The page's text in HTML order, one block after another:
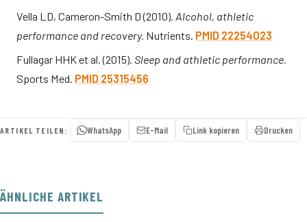
Vella LD, Cameron-Smith D (2010).Alcohol, athletic
performance and recovery. Nutrients. PMID 22254023
Fullagar HHK et al. (2015).Sleep and athletic performance.
Sports Med. PMID 25315456
ARTIKEL TEILEN: WhatsApp E-Mail Link kopieren Drucken
ÄHNLICHE ARTIKEL